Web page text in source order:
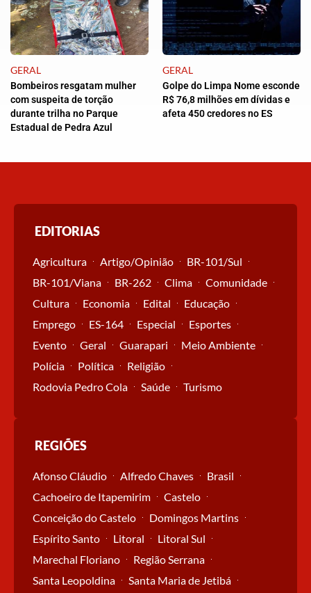
GERAL
Bombeiros resgatam mulher
com suspeita de torção
durante trilha no Parque
Estadual de Pedra Azul
GERAL
Golpe do Limpa Nome esconde
R$ 76,8 milhões em dívidas e
afeta 450 credores no ES
EDITORIAS
Agricultura Artigo/Opinião
BR-101/Sul
BR-101/Viana
BR-262 Clima
Comunidade
Cultura
Economia Edital
Educação
Emprego
ES-164 Especial
Esportes
Evento
Geral Guarapari
Meio Ambiente
Polícia
Política
Religião
Rodovia Pedro Cola
Saúde Turismo
REGIÕES
Afonso Cláudio Alfredo Chaves
Brasil
Cachoeiro de Itapemirim
Castelo
Conceição do Castelo
Domingos Martins
Espírito Santo
Litoral
Litoral Sul
Marechal Floriano
Região Serrana
Santa Leopoldina
Santa Maria de Jetibá